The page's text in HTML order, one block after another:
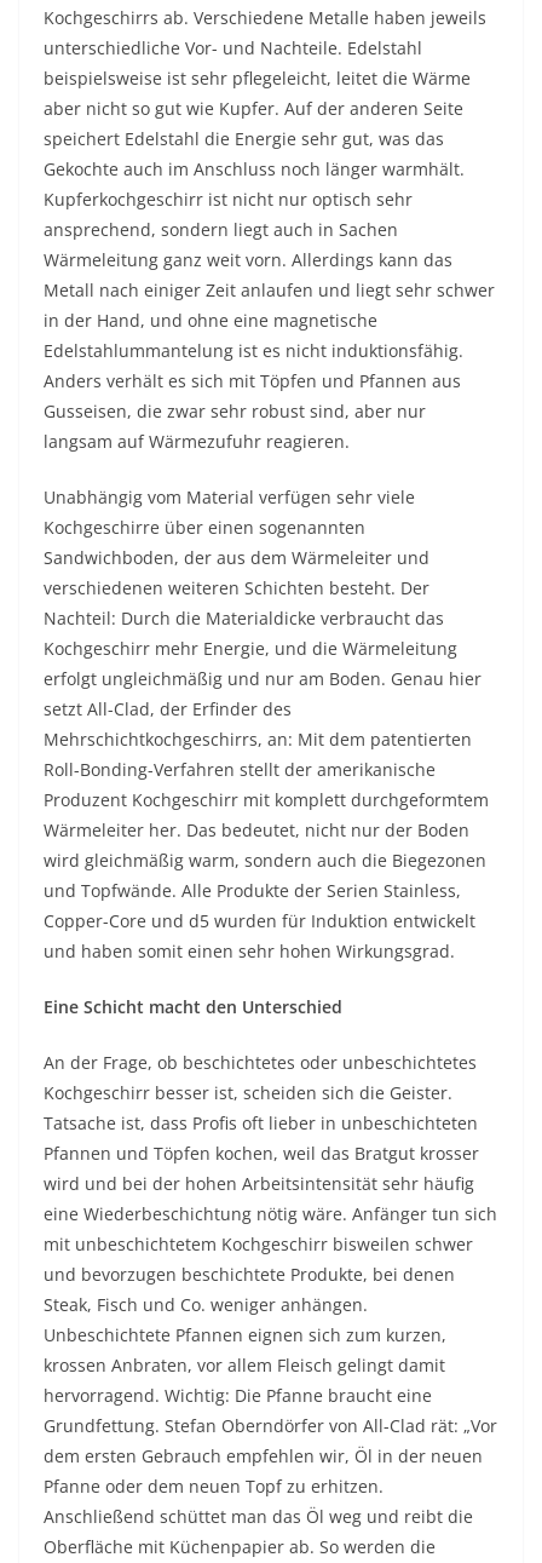
Kochgeschirrs ab. Verschiedene Metalle haben jeweils
unterschiedliche Vor- und Nachteile. Edelstahl
beispielsweise ist sehr pflegeleicht, leitet die Wärme
aber nicht so gut wie Kupfer. Auf der anderen Seite
speichert Edelstahl die Energie sehr gut, was das
Gekochte auch im Anschluss noch länger warmhält.
Kupferkochgeschirr ist nicht nur optisch sehr
ansprechend, sondern liegt auch in Sachen
Wärmeleitung ganz weit vorn. Allerdings kann das
Metall nach einiger Zeit anlaufen und liegt sehr schwer
in der Hand, und ohne eine magnetische
Edelstahlummantelung ist es nicht induktionsfähig.
Anders verhält es sich mit Töpfen und Pfannen aus
Gusseisen, die zwar sehr robust sind, aber nur
langsam auf Wärmezufuhr reagieren.
Unabhängig vom Material verfügen sehr viele
Kochgeschirre über einen sogenannten
Sandwichboden, der aus dem Wärmeleiter und
verschiedenen weiteren Schichten besteht. Der
Nachteil: Durch die Materialdicke verbraucht das
Kochgeschirr mehr Energie, und die Wärmeleitung
erfolgt ungleichmäßig und nur am Boden. Genau hier
setzt All-Clad, der Erfinder des
Mehrschichtkochgeschirrs, an: Mit dem patentierten
Roll-Bonding-Verfahren stellt der amerikanische
Produzent Kochgeschirr mit komplett durchgeformtem
Wärmeleiter her. Das bedeutet, nicht nur der Boden
wird gleichmäßig warm, sondern auch die Biegezonen
und Topfwände. Alle Produkte der Serien Stainless,
Copper-Core und d5 wurden für Induktion entwickelt
und haben somit einen sehr hohen Wirkungsgrad.
Eine Schicht macht den Unterschied
An der Frage, ob beschichtetes oder unbeschichtetes
Kochgeschirr besser ist, scheiden sich die Geister.
Tatsache ist, dass Profis oft lieber in unbeschichteten
Pfannen und Töpfen kochen, weil das Bratgut krosser
wird und bei der hohen Arbeitsintensität sehr häufig
eine Wiederbeschichtung nötig wäre. Anfänger tun sich
mit unbeschichtetem Kochgeschirr bisweilen schwer
und bevorzugen beschichtete Produkte, bei denen
Steak, Fisch und Co. weniger anhängen.
Unbeschichtete Pfannen eignen sich zum kurzen,
krossen Anbraten, vor allem Fleisch gelingt damit
hervorragend. Wichtig: Die Pfanne braucht eine
Grundfettung. Stefan Oberndörfer von All-Clad rät: „Vor
dem ersten Gebrauch empfehlen wir, Öl in der neuen
Pfanne oder dem neuen Topf zu erhitzen.
Anschließend schüttet man das Öl weg und reibt die
Oberfläche mit Küchenpapier ab. So werden die